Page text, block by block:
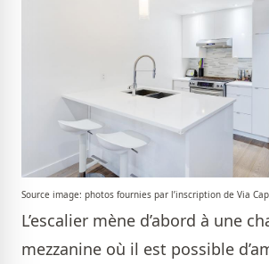
Source image: photos fournies par l’inscription de Via
L’escalier mène d’abord à une
mezzanine où il est possible